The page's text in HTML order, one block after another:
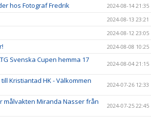
hos Fotograf Fredrik
2024-08-14 21:35
2024-08-13 23:21
2024-08-12 23:05
2024-08-08 10:25
Svenska Cupen hemma 17
2024-08-04 21:15
Kristiantad HK - Välkommen
2024-07-26 12:33
målvakten Miranda Nasser från
2024-07-25 22:45